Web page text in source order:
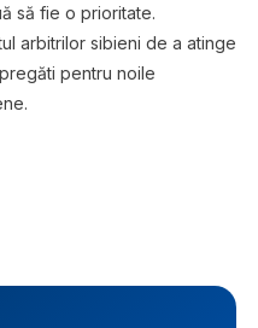
să fie o prioritate.
arbitrilor sibieni de a atinge
pentru noile